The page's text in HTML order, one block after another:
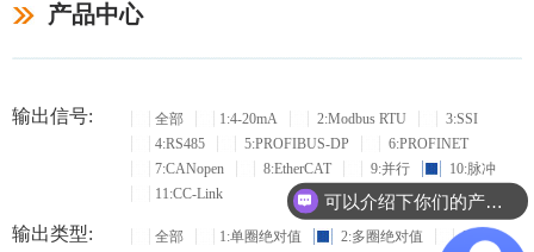
产品中心
输出信号: 全部 1:4-20mA 2:Modbus RTU
3:SSI
4:RS485
5:PROFIBUS-DP
6:PROFINET
7:CANopen
8:EtherCAT 9:并行
10:脉冲
11:CC-Link
输出类型: 全部 1:单圈绝对值 2:多圈绝对值
3:增量
可以介绍下你们的产品么？